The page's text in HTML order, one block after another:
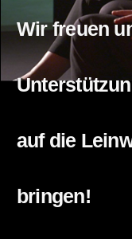
Wir freuen
auf die
bringen!